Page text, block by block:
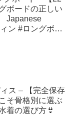
ボードの正しい
Japanese
ン #ロングボー
ス – 【完全保存
そ骨格別に選ぶ
着の選び方👙